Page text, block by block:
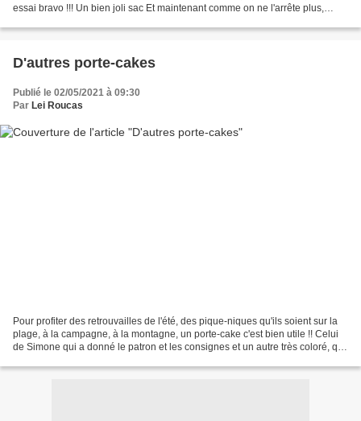
essai bravo !!! Un bien joli sac Et maintenant comme on ne l'arrête plus,
D'autres porte-cakes
Publié le 02/05/2021 à 09:30
Par Lei Roucas
Pour profiter des retrouvailles de l'été, des pique-niques qu'ils soient sur la
plage, à la campagne, à la montagne, un porte-cake c'est bien utile !! Celui
de Simone qui a donné le patron et les consignes et un autre très coloré, qui